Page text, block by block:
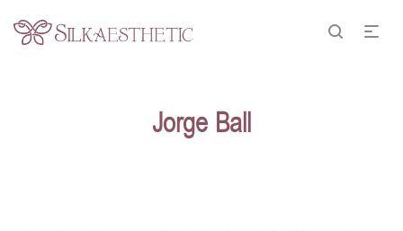
Jorge Ball